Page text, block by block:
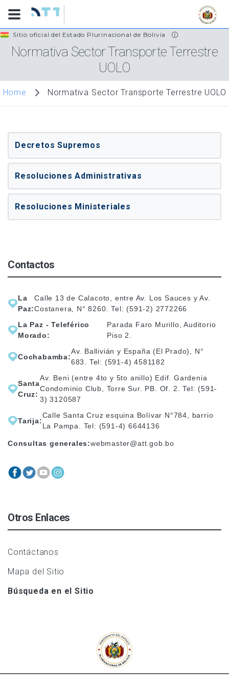
Skip
to
main
content
Sitio oficial del Estado Plurinacional de Bolivia
Normativa Sector Transporte Terrestre
UOLO
Home Normativa Sector Transporte Terrestre UOLO
Decretos Supremos
Resoluciones Administrativas
Resoluciones Ministeriales
Contactos
La
Paz:
Calle 13 de Calacoto, entre Av. Los Sauces y Av.
Costanera, N° 8260. Tel: (591-2) 2772266
La Paz - Teleférico
Morado:
Parada Faro Murillo, Auditorio
Piso 2.
Cochabamba:
Av. Ballivián y España (El Prado), N°
683. Tel: (591-4) 4581182
Santa
Cruz:
Av. Beni (entre 4to y 5to anillo) Edif. Gardenia
Condominio Club, Torre Sur. PB. Of. 2. Tel: (591-
3) 3120587
Tarija:
Calle Santa Cruz esquina Bolívar N°784, barrio
La Pampa. Tel: (591-4) 6644136
Consultas generales:webmaster@att.gob.bo
Otros Enlaces
Contáctanos
Mapa del Sitio
Búsqueda en el Sitio